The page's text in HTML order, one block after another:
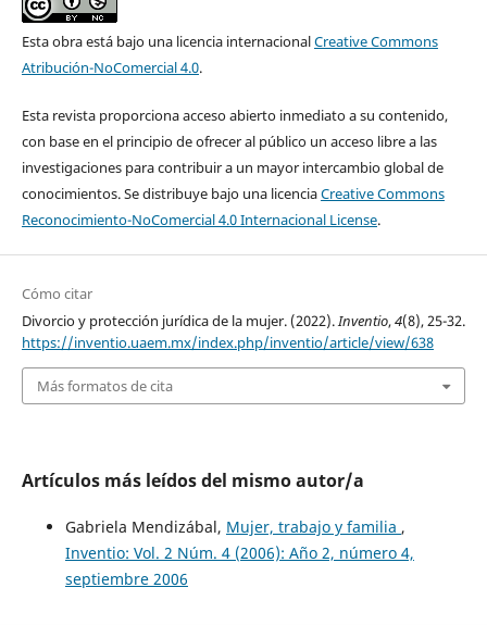
Esta obra está bajo una licencia internacionalCreative Commons
Atribución-NoComercial 4.0.
Esta revista proporciona acceso abierto inmediato a su contenido,
con base en el principio de ofrecer al público un acceso libre a las
investigaciones para contribuir a un mayor intercambio global de
conocimientos. Se distribuye bajo una licenciaCreative Commons
Reconocimiento-NoComercial 4.0 Internacional License.
Cómo citar
Divorcio y protección jurídica de la mujer. (2022).Inventio,4(8), 25-32.
https://inventio.uaem.mx/index.php/inventio/article/view/638
Más formatos de cita
Artículos más leídos del mismo autor/a
Gabriela Mendizábal, Mujer, trabajo y familia ,
Inventio: Vol. 2 Núm. 4 (2006): Año 2, número 4,
septiembre 2006